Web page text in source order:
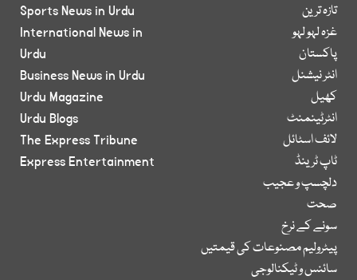
تازہ ترین
غزہ لہو لہو
پاکستان
انٹر نیشنل
کھیل
انٹرٹینمنٹ
لائف اسٹائل
ٹاپ ٹرینڈ
دلچسپ و عجیب
صحت
سونے کے نرخ
پیٹرولیم مصنوعات کی قیمتیں
سائنس و ٹیکنالوجی
Sports News in Urdu
International News in
Urdu
Business News in Urdu
Urdu Magazine
Urdu Blogs
The Express Tribune
Express Entertainment